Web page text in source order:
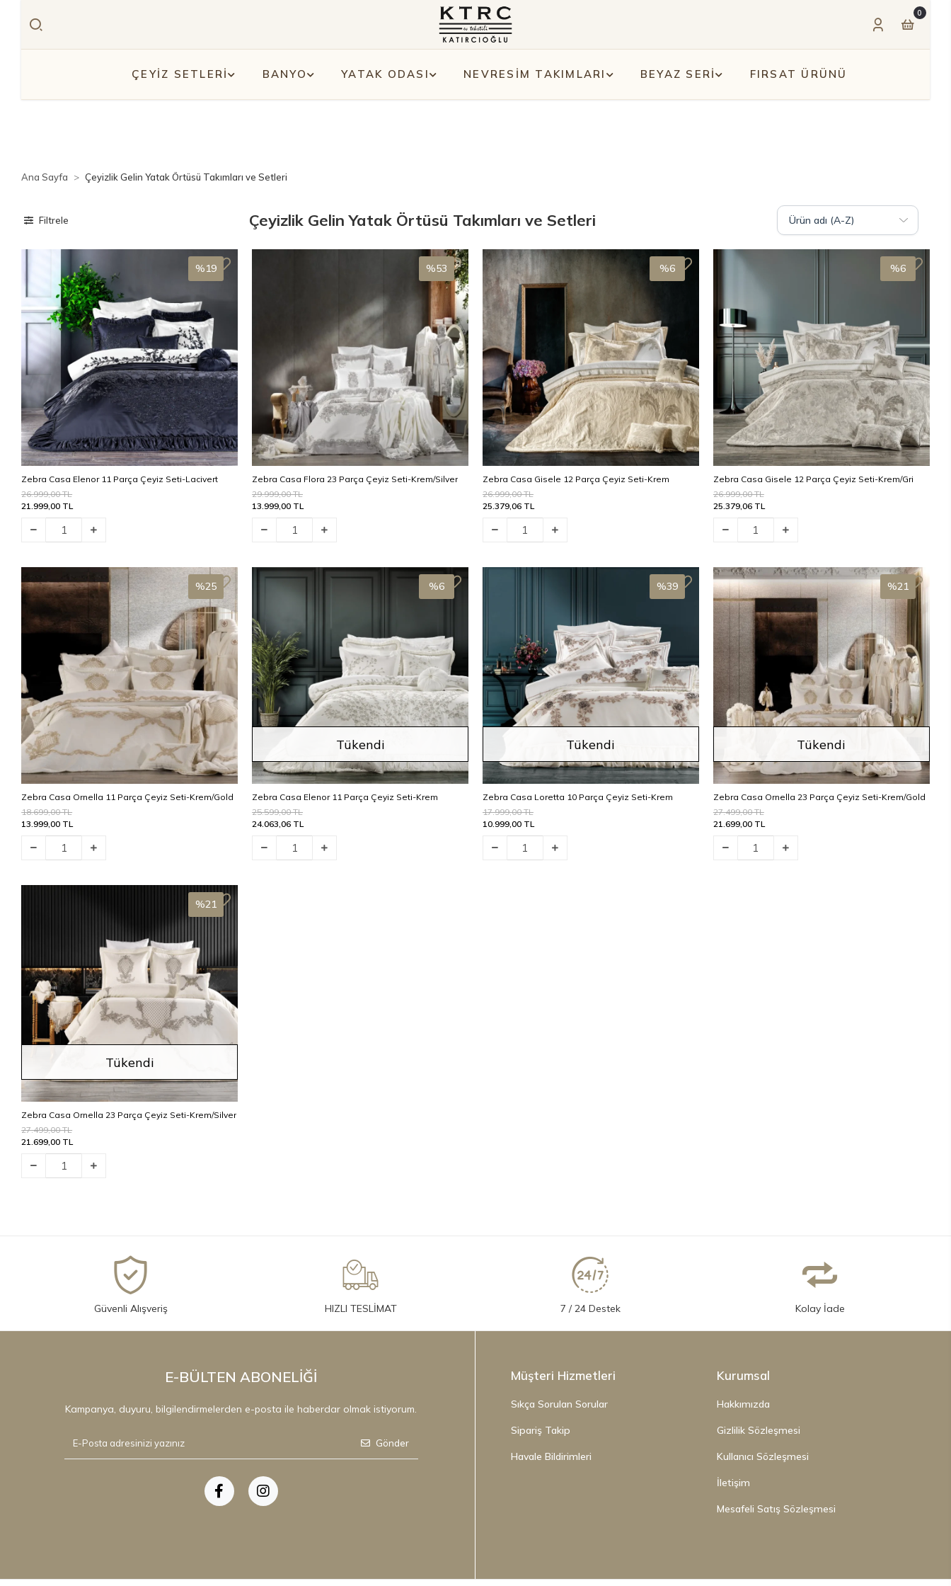
0
ÇEYİZ SETLERİ BANYO YATAK ODASI NEVRESİM TAKIMLARI BEYAZ SERİ FIRSAT ÜRÜNÜ
Ana Sayfa Çeyizlik Gelin Yatak Örtüsü Takımları ve Setleri
Filtrele Çeyizlik Gelin Yatak Örtüsü Takımları ve Setleri
Zebra Casa Elenor 11 Parça Çeyiz Seti-Lacivert
26.999,00 TL
21.999,00 TL
%19
Zebra Casa Flora 23 Parça Çeyiz Seti-Krem/Silver
29.999,00 TL
13.999,00 TL
%53
Zebra Casa Gisele 12 Parça Çeyiz Seti-Krem
26.999,00 TL
25.379,06 TL
%6
Zebra Casa Gisele 12 Parça Çeyiz Seti-Krem/Gri
26.999,00 TL
25.379,06 TL
%6
Zebra Casa Ornella 11 Parça Çeyiz Seti-Krem/Gold
18.699,00 TL
13.999,00 TL
%25 Stokta Yok
Tükendi
Zebra Casa Elenor 11 Parça Çeyiz Seti-Krem
25.599,00 TL
24.063,06 TL
%6 Stokta Yok
Tükendi
Zebra Casa Loretta 10 Parça Çeyiz Seti-Krem
17.999,00 TL
10.999,00 TL
%39 Stokta Yok
Tükendi
Zebra Casa Ornella 23 Parça Çeyiz Seti-Krem/Gold
27.499,00 TL
21.699,00 TL
%21
Stokta Yok
Tükendi
Zebra Casa Ornella 23 Parça Çeyiz Seti-Krem/Silver
27.499,00 TL
21.699,00 TL
%21
Güvenli Alışveriş HIZLI TESLİMAT 7 / 24 Destek Kolay İade
E-BÜLTEN ABONELİĞİ
Kampanya, duyuru, bilgilendirmelerden e-posta ile haberdar olmak istiyorum.
Gönder
Müşteri Hizmetleri
Sıkça Sorulan Sorular
Sipariş Takip
Havale Bildirimleri
Kurumsal
Hakkımızda
Gizlilik Sözleşmesi
Kullanıcı Sözleşmesi
İletişim
Mesafeli Satış Sözleşmesi